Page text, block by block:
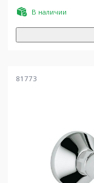
В наличии
81773